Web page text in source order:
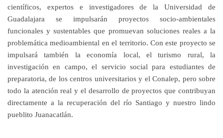
científicos, expertos e investigadores de la Universidad de
Guadalajara se impulsarán proyectos socio-ambientales
funcionales y sustentables que promuevan soluciones reales a la
problemática medioambiental en el territorio. Con este proyecto se
impulsará también la economía local, el turismo rural, la
investigación en campo, el servicio social para estudiantes de
preparatoria, de los centros universitarios y el Conalep, pero sobre
todo la atención real y el desarrollo de proyectos que contribuyan
directamente a la recuperación del río Santiago y nuestro lindo
pueblito Juanacatlán.